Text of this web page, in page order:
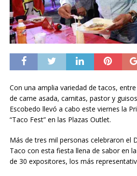
Con una amplia variedad de tacos,
de carne asada, carnitas, pastor y
Escobedo llevó a cabo este viernes la
“Taco Fest” en las Plazas Outlet.
Más de tres mil personas celebraron el
Taco con esta fiesta llena de sabor en
de 30 expositores, los más